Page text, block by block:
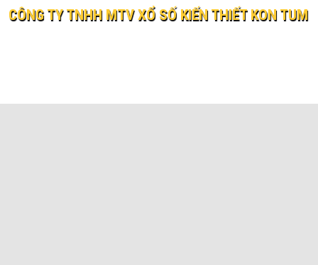
CÔNG TY TNHH MTV XỔ SỐ KIẾN THIẾT KON TUM